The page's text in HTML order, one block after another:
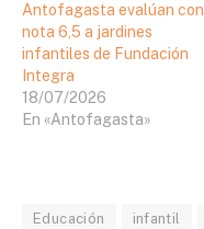
Antofagasta evalúan con
nota 6,5 a jardines
infantiles de Fundación
Integra
18/07/2026
En «Antofagasta»
Educación infantil